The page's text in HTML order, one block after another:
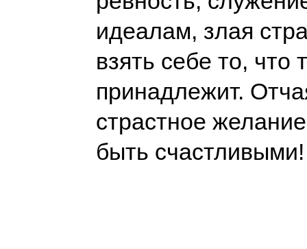
идеалам, злая
взять себе то, что
принадлежит.
страстное
быть